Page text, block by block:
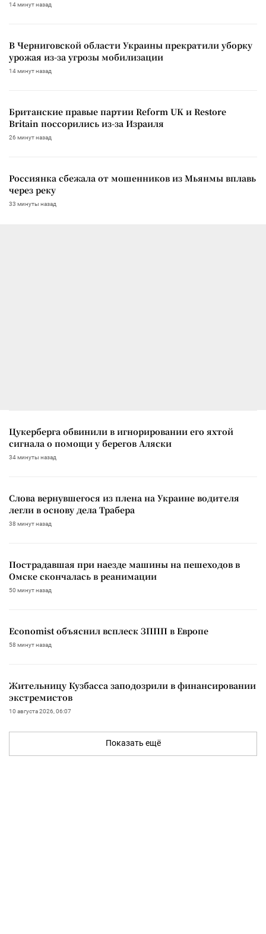
14 минут назад
В Черниговской области Украины прекратили уборку
урожая из-за угрозы мобилизации
14 минут назад
Британские правые партии Reform UK и Restore
Britain поссорились из-за Израиля
26 минут назад
Россиянка сбежала от мошенников из Мьянмы вплавь
через реку
33 минуты назад
Цукерберга обвинили в игнорировании его яхтой
сигнала о помощи у берегов Аляски
34 минуты назад
Слова вернувшегося из плена на Украине водителя
легли в основу дела Трабера
38 минут назад
Пострадавшая при наезде машины на пешеходов в
Омске скончалась в реанимации
50 минут назад
Economist объяснил всплеск ЗППП в Европе
58 минут назад
Жительницу Кузбасса заподозрили в финансировании
экстремистов
10 августа 2026, 06:07
Показать ещё